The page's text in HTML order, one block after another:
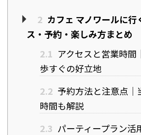
2 カフェ マノワールに行
ス・予約・楽しみ方まとめ
2.1 アクセスと営業時間
歩すぐの好立地
2.2 予約方法と注意点｜
時間も解説
2.3 パーティープラン活